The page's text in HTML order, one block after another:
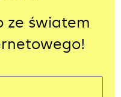
ze światem